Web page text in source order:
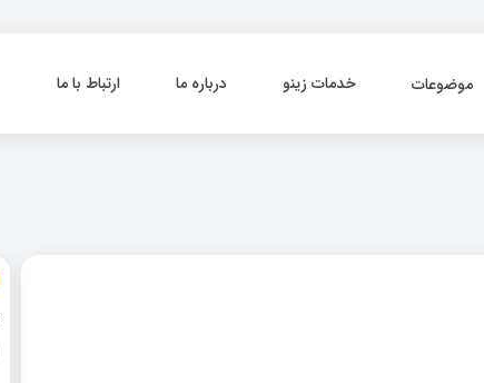
موضوعات خدمات زینو درباره ما ارتباط با ما